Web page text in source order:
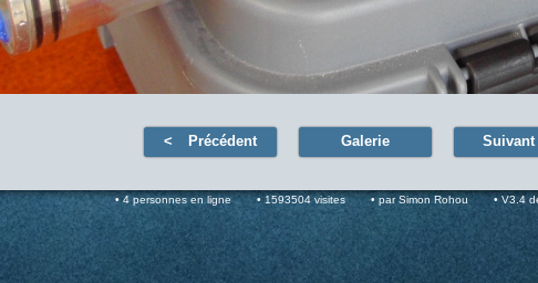
Précédent Galerie Suivant
4 personnes en ligne 1593504 visites par Simon Rohou V3.4